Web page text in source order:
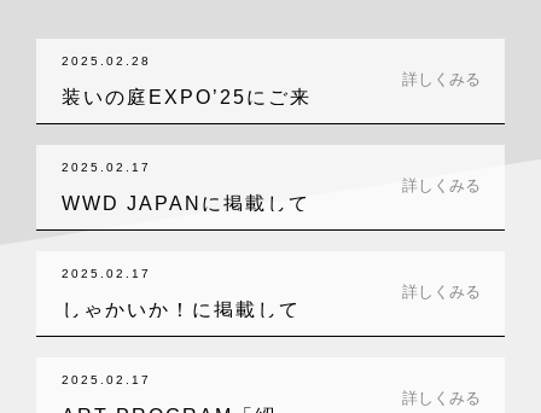
2025.02.28
装いの庭EXPO’25にご来
場いただ…
詳しくみる
2025.02.17
WWD JAPANに掲載して
いただき…
詳しくみる
2025.02.17
しゃかいか！に掲載して
いただきました！
詳しくみる
2025.02.17
詳しくみる